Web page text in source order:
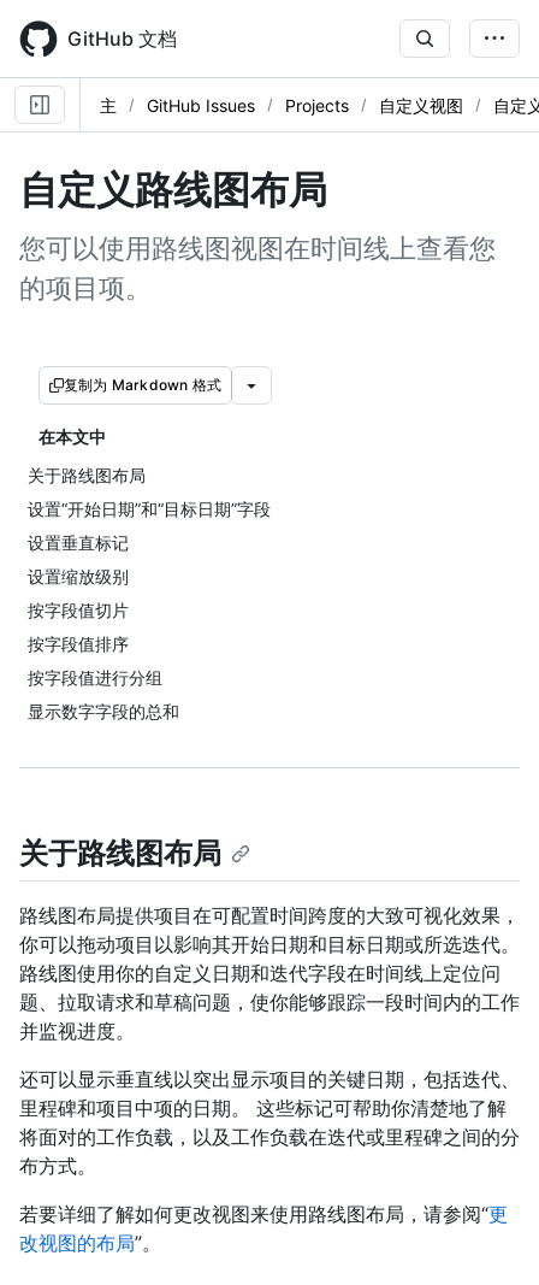
main
content
GitHub 文档
主 GitHub Issues Projects 自定义视图 自定
自定义路线图布局
您可以使用路线图视图在时间线上查看您
的项目项。
复制为 Markdown 格式
在本文中
关于路线图布局
设置“开始日期”和“目标日期”字段
设置垂直标记
设置缩放级别
按字段值切片
按字段值排序
按字段值进行分组
显示数字字段的总和
关于路线图布局
路线图布局提供项目在可配置时间跨度的大致可视化效果，
你可以拖动项目以影响其开始日期和目标日期或所选迭代。
路线图使用你的自定义日期和迭代字段在时间线上定位问
题、拉取请求和草稿问题，使你能够跟踪一段时间内的工作
并监视进度。
还可以显示垂直线以突出显示项目的关键日期，包括迭代、
里程碑和项目中项的日期。 这些标记可帮助你清楚地了解
将面对的工作负载，以及工作负载在迭代或里程碑之间的分
布方式。
若要详细了解如何更改视图来使用路线图布局，请参阅“更
改视图的布局”。